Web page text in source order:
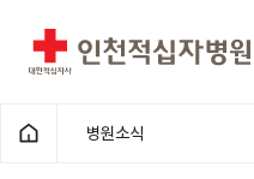
인천적십자병원
홈으로
병원소식